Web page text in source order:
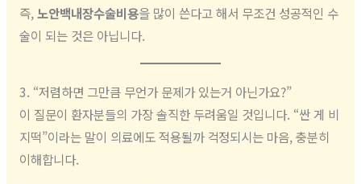
즉,노안백내장수술비용을 많이 쓴다고 해서 무조건 성공적인 수
술이 되는 것은 아닙니다.
3. “저렴하면 그만큼 무언가 문제가 있는거 아닌가요?”
이 질문이 환자분들의 가장 솔직한 두려움일 것입니다. “싼 게 비
지떡”이라는 말이 의료에도 적용될까 걱정되시는 마음, 충분히
이해합니다.